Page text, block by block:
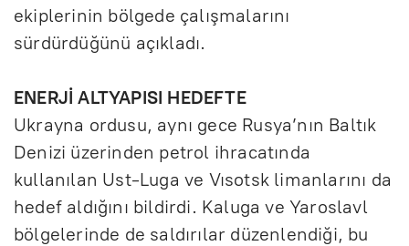
ekiplerinin bölgede çalışmalarını
sürdürdüğünü açıkladı.
ENERJİ ALTYAPISI HEDEFTE
Ukrayna ordusu, aynı gece Rusya’nın Baltık
Denizi üzerinden petrol ihracatında
kullanılan Ust-Luga ve Vısotsk limanlarını da
hedef aldığını bildirdi. Kaluga ve Yaroslavl
bölgelerinde de saldırılar düzenlendiği, bu